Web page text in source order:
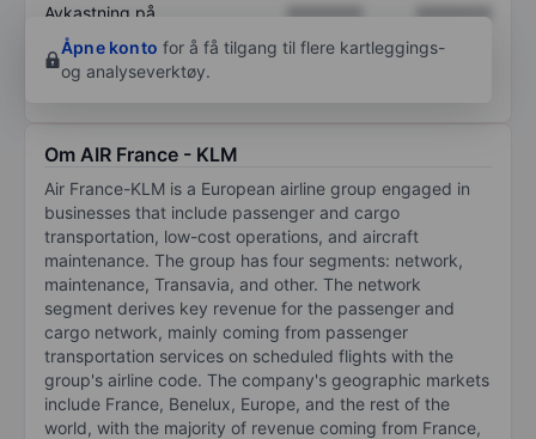
Avkastning på
egenkapital
XXXXXXX
XXXXXXX
Åpne konto for å få tilgang til flere kartleggings-
og analyseverktøy.
Om AIR France - KLM
Air France-KLM is a European airline group engaged in
businesses that include passenger and cargo
transportation, low-cost operations, and aircraft
maintenance. The group has four segments: network,
maintenance, Transavia, and other. The network
segment derives key revenue for the passenger and
cargo network, mainly coming from passenger
transportation services on scheduled flights with the
group's airline code. The company's geographic markets
include France, Benelux, Europe, and the rest of the
world, with the majority of revenue coming from France,